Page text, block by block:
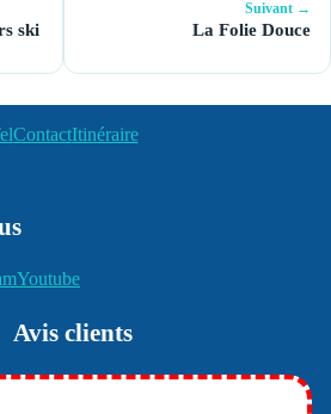
ski
Suivant →
La Folie Douce
Youtube
Avis clients
ContactItinéraire